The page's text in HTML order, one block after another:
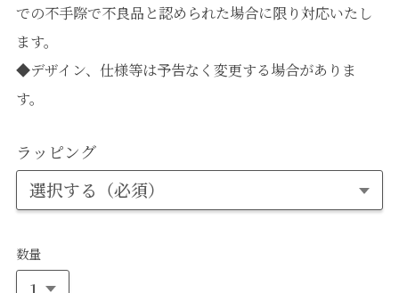
での不手際で不良品と認められた場合に限り対応いたし
ます。
◆デザイン、仕様等は予告なく変更する場合がありま
す。
ラッピング
数量